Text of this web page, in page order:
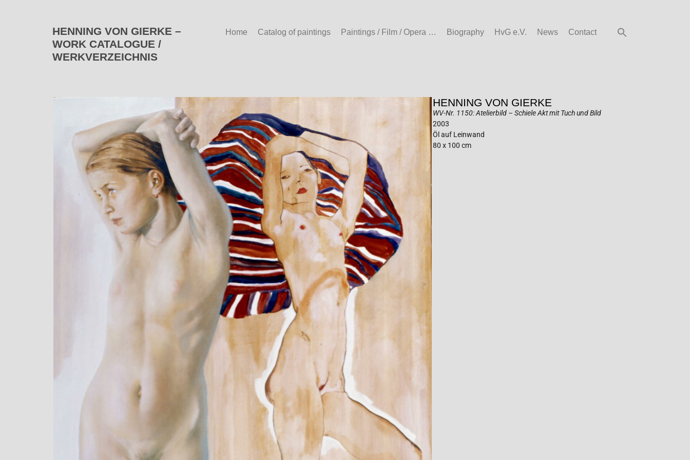
HENNING VON GIERKE –
WORK CATALOGUE /
WERKVERZEICHNIS
Home Catalog of paintings Paintings / Film / Opera … Biography HvG e.V. News Contact
HENNING VON GIERKE
WV-Nr. 1150: Atelierbild – Schiele Akt mit Tuch und Bild
2003
Öl auf Leinwand
80 x 100 cm